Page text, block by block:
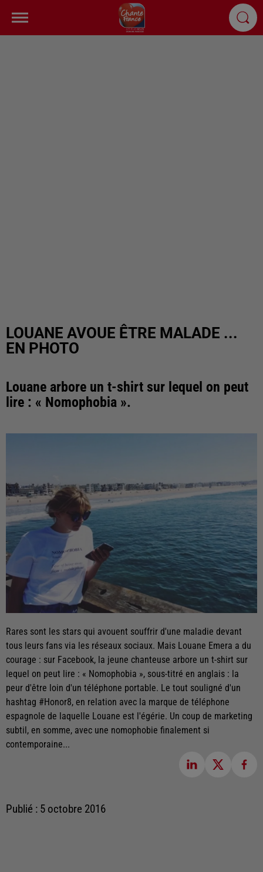
LOUANE AVOUE ÊTRE MALADE ...
EN PHOTO
Louane arbore un t-shirt sur lequel on peut
lire : « Nomophobia ».
Rares sont les stars qui avouent souffrir d'une maladie devant
tous leurs fans via les réseaux sociaux. Mais Louane Emera a du
courage : sur Facebook, la jeune chanteuse arbore un t-shirt sur
lequel on peut lire : « Nomophobia », sous-titré en anglais : la
peur d'être loin d'un téléphone portable. Le tout souligné d'un
hashtag #Honor8, en relation avec la marque de téléphone
espagnole de laquelle Louane est l'égérie. Un coup de marketing
subtil, en somme, avec une nomophobie finalement si
contemporaine...
Publié : 5 octobre 2016